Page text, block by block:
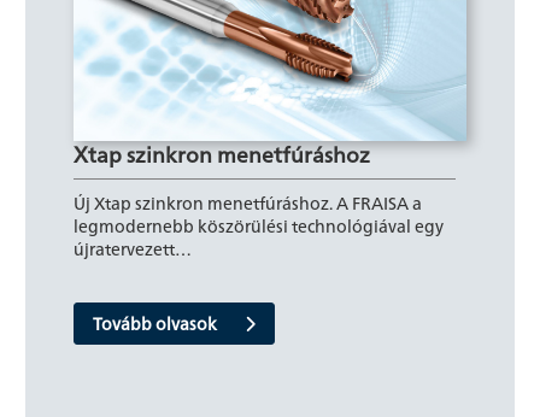
Xtap szinkron menetfúráshoz
Új Xtap szinkron menetfúráshoz. A FRAISA a
legmodernebb köszörülési technológiával egy
újratervezett…
Tovább olvasok